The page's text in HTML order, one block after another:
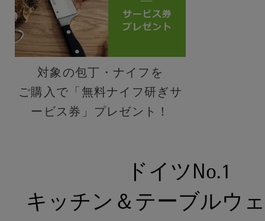
対象の包丁・ナイフを
ご購入で「無料ナイフ研ぎサ
ービス券」プレゼント！
ドイツNo.1
キッチン＆テーブルウ